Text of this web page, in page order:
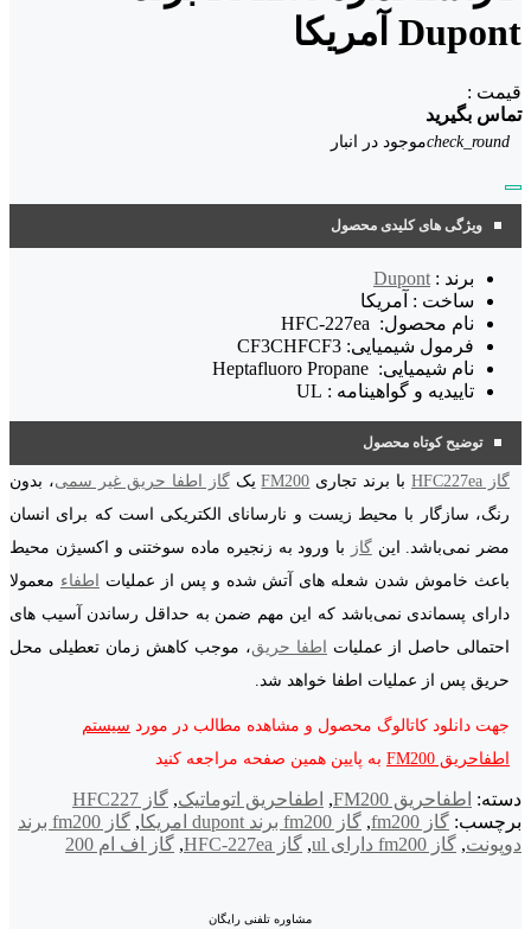
Dupont آمریکا
قیمت :
تماس بگیرید
check_roundموجود در انبار
ویژگی های کلیدی محصول
برند : Dupont
ساخت : آمریکا
نام محصول: HFC-227ea
فرمول شیمیایی: CF3CHFCF3
نام شیمیایی: Heptafluoro Propane
تاییدیه و گواهینامه : UL
توضیح کوتاه محصول
گاز HFC227ea با برند تجاری FM200یکگاز اطفا حریق غیر سمی، بدون
رنگ، سازگار با محیط زیست و نارسانای الکتریکی است که برای انسان
مضر نمی‌باشد. اینگاز
با ورود به زنجیره ماده سوختنی و اکسیژن محیط
باعث خاموش شدن شعله های آتش شده و پس از عملیات اطفاء معمولا
دارای پسماندی نمی‌باشد که این مهم ضمن به حداقل رساندن آسیب های
احتمالی حاصل از عملیات اطفا حریق، موجب کاهش زمان تعطیلی محل
حریق پس از عملیات اطفا خواهد شد.
جهت دانلود کاتالوگ محصول و مشاهده مطالب در مورد سیستم
اطفاحریق FM200
به پایین همین صفحه مراجعه کنید
دسته: اطفاحریق FM200 , اطفاحریق اتوماتیک, گاز HFC227
برچسب: گاز fm200 , گاز fm200 برند dupont امریکا ,
گاز fm200 برند
دوپونت, گاز fm200 دارای ul , گاز HFC-227ea , گاز اف ام 200
مشاوره تلفنی رایگان